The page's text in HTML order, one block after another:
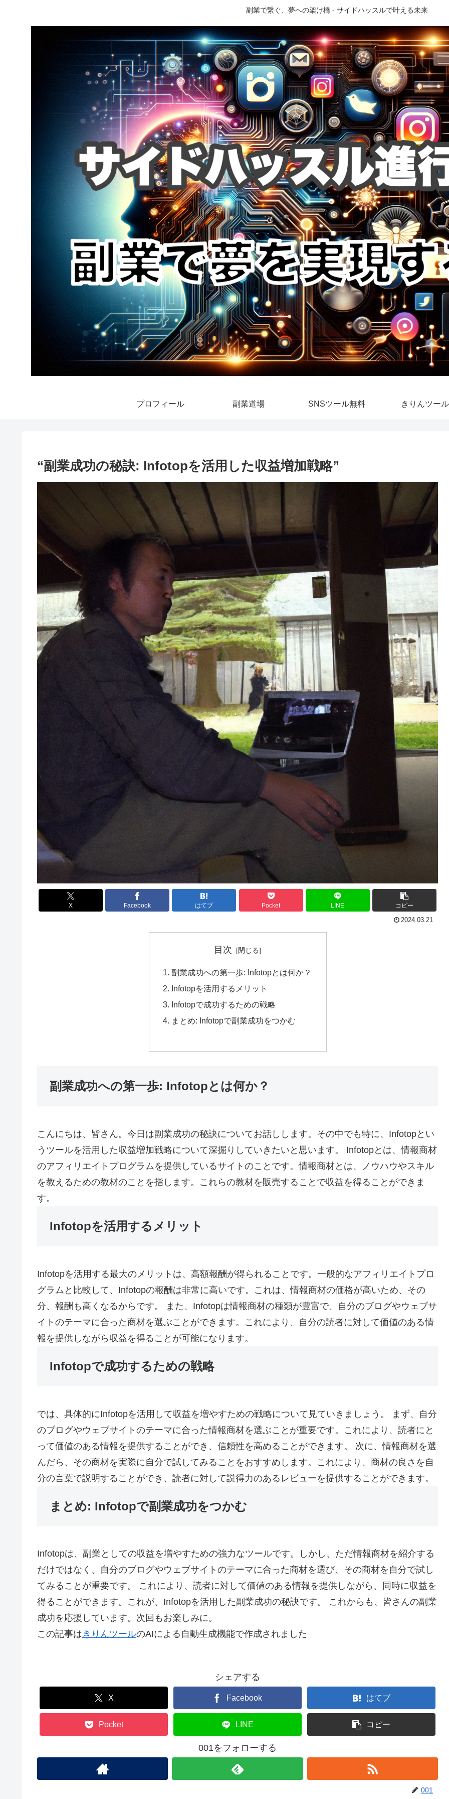
副業で繋ぐ、夢への架け橋 - サイドハッスルで叶える未来
プロフィール 副業道場 SNSツール無料 きりんツール
“副業成功の秘訣: Infotopを活用した収益増加戦略”
X Facebook はてブ Pocket LINE コピー
2024.03.21
目次
副業成功への第一歩: Infotopとは何か？
Infotopを活用するメリット
Infotopで成功するための戦略
まとめ: Infotopで副業成功をつかむ
副業成功への第一歩: Infotopとは何か？
こんにちは、皆さん。今日は副業成功の秘訣についてお話しします。その中でも特に、Infotopとい
うツールを活用した収益増加戦略について深掘りしていきたいと思います。 Infotopとは、情報商材
のアフィリエイトプログラムを提供しているサイトのことです。情報商材とは、ノウハウやスキル
を教えるための教材のことを指します。これらの教材を販売することで収益を得ることができま
す。
Infotopを活用するメリット
Infotopを活用する最大のメリットは、高額報酬が得られることです。一般的なアフィリエイトプロ
グラムと比較して、Infotopの報酬は非常に高いです。これは、情報商材の価格が高いため、その
分、報酬も高くなるからです。 また、Infotopは情報商材の種類が豊富で、自分のブログやウェブサ
イトのテーマに合った商材を選ぶことができます。これにより、自分の読者に対して価値のある情
報を提供しながら収益を得ることが可能になります。
Infotopで成功するための戦略
では、具体的にInfotopを活用して収益を増やすための戦略について見ていきましょう。 まず、自分
のブログやウェブサイトのテーマに合った情報商材を選ぶことが重要です。これにより、読者にと
って価値のある情報を提供することができ、信頼性を高めることができます。 次に、情報商材を選
んだら、その商材を実際に自分で試してみることをおすすめします。これにより、商材の良さを自
分の言葉で説明することができ、読者に対して説得力のあるレビューを提供することができます。
まとめ: Infotopで副業成功をつかむ
Infotopは、副業としての収益を増やすための強力なツールです。しかし、ただ情報商材を紹介する
だけではなく、自分のブログやウェブサイトのテーマに合った商材を選び、その商材を自分で試し
てみることが重要です。 これにより、読者に対して価値のある情報を提供しながら、同時に収益を
得ることができます。これが、Infotopを活用した副業成功の秘訣です。 これからも、皆さんの副業
成功を応援しています。次回もお楽しみに。
この記事はきりんツールのAIによる自動生成機能で作成されました
シェアする
X Facebook はてブ
Pocket LINE コピー
001をフォローする
001